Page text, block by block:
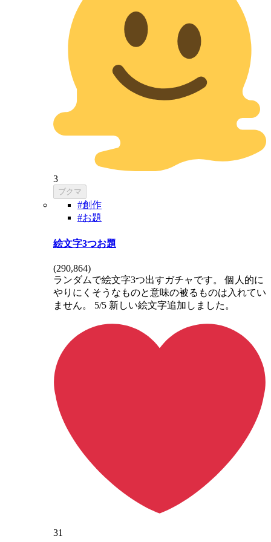
3
ブクマ
#創作
#お題
絵文字3つお題
(290,864)
ランダムで絵文字3つ出すガチャです。 個人的に
やりにくそうなものと意味の被るものは入れてい
ません。 5/5 新しい絵文字追加しました。
31